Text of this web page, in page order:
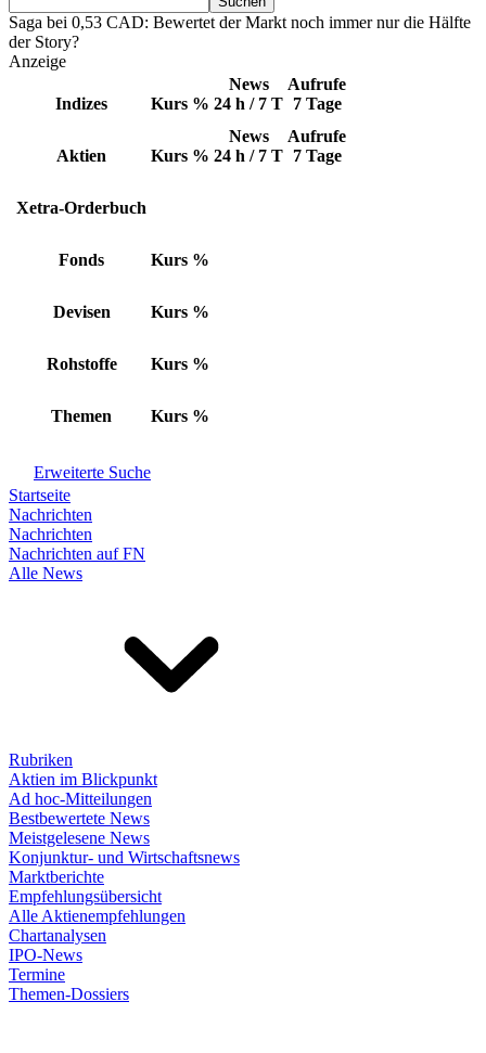
Saga bei 0,53 CAD: Bewertet der Markt noch immer nur die Hälfte
der Story?
Anzeige
Indizes Kurs %
News
24 h / 7 T
Aufrufe
7 Tage
Aktien Kurs %
News
24 h / 7 T
Aufrufe
7 Tage
Xetra-Orderbuch
Fonds Kurs %
Devisen Kurs %
Rohstoffe Kurs %
Themen Kurs %
Erweiterte Suche
Startseite
Nachrichten
Nachrichten
Nachrichten auf FN
Alle News
Rubriken
Aktien im Blickpunkt
Ad hoc-Mitteilungen
Bestbewertete News
Meistgelesene News
Konjunktur- und Wirtschaftsnews
Marktberichte
Empfehlungsübersicht
Alle Aktienempfehlungen
Chartanalysen
IPO-News
Termine
Themen-Dossiers